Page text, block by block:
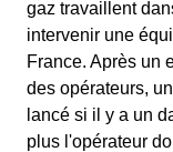
gaz travaillent
intervenir une
France. Après un
des opérateurs,
lancé si il y a un
plus l'opérateur